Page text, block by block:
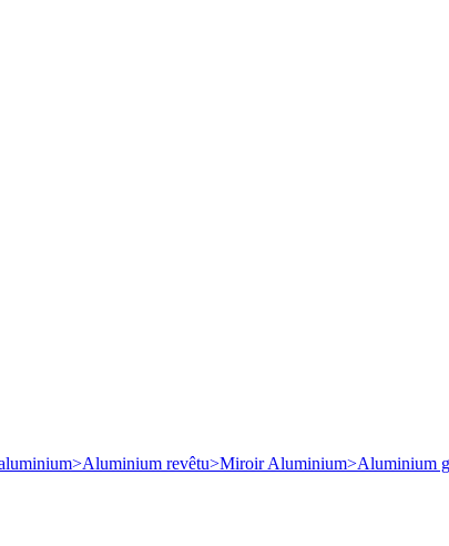
>Aluminium revêtu>Miroir Aluminium>Aluminium